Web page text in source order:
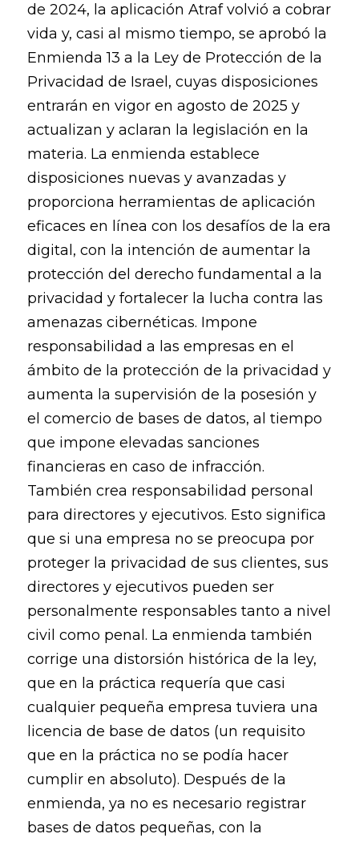
de 2024, la aplicación Atraf volvió a cobrar
vida y, casi al mismo tiempo, se aprobó la
Enmienda 13 a la Ley de Protección de la
Privacidad de Israel, cuyas disposiciones
entrarán en vigor en agosto de 2025 y
actualizan y aclaran la legislación en la
materia. La enmienda establece
disposiciones nuevas y avanzadas y
proporciona herramientas de aplicación
eficaces en línea con los desafíos de la era
digital, con la intención de aumentar la
protección del derecho fundamental a la
privacidad y fortalecer la lucha contra las
amenazas cibernéticas. Impone
responsabilidad a las empresas en el
ámbito de la protección de la privacidad y
aumenta la supervisión de la posesión y
el comercio de bases de datos, al tiempo
que impone elevadas sanciones
financieras en caso de infracción.
También crea responsabilidad personal
para directores y ejecutivos. Esto significa
que si una empresa no se preocupa por
proteger la privacidad de sus clientes, sus
directores y ejecutivos pueden ser
personalmente responsables tanto a nivel
civil como penal. La enmienda también
corrige una distorsión histórica de la ley,
que en la práctica requería que casi
cualquier pequeña empresa tuviera una
licencia de base de datos (un requisito
que en la práctica no se podía hacer
cumplir en absoluto). Después de la
enmienda, ya no es necesario registrar
bases de datos pequeñas, con la